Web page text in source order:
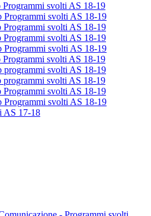
Programmi svolti AS 18-19
Programmi svolti AS 18-19
Programmi svolti AS 18-19
Programmi svolti AS 18-19
Programmi svolti AS 18-19
Programmi svolti AS 18-19
programmi svolti AS 18-19
programmi svolti AS 18-19
Programmi svolti AS 18-19
Programmi svolti AS 18-19
AS 17-18